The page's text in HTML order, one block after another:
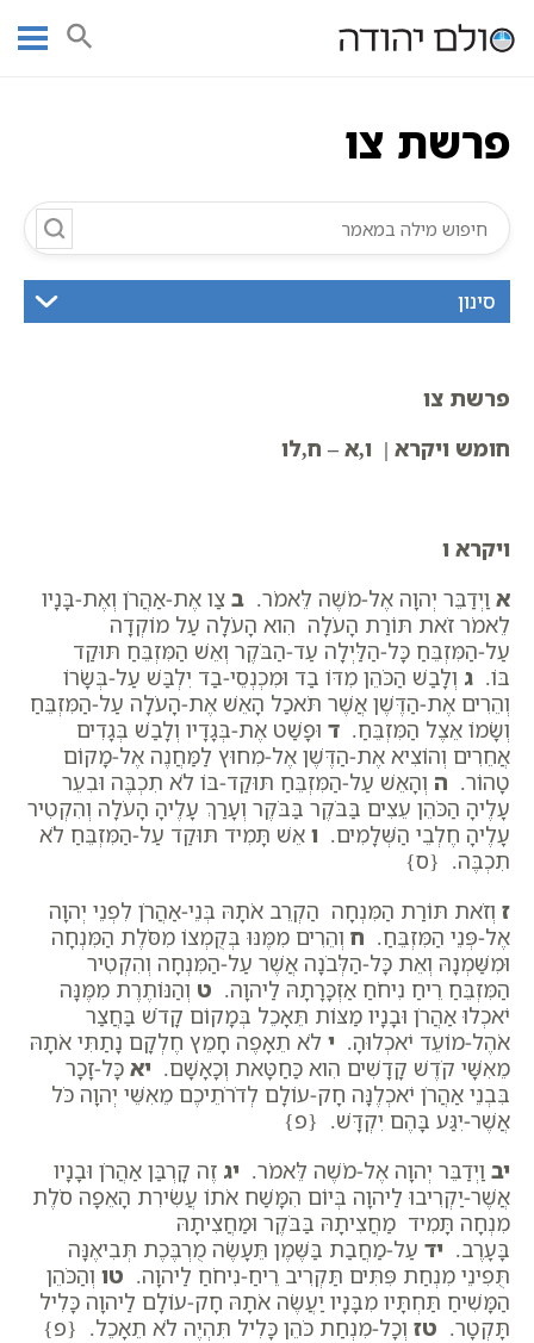
עמוד ראשי אוצר הכתבים
תנ"ך מנוקד
פרשת צו
פרשת צו
פרשת צו
חומש ויקרא | ו,א – ח,לו
ויקרא ו
א וַיְדַבֵּר יְהוָה אֶל-מֹשֶׁה לֵּאמֹר. ב צַו אֶת-אַהֲרֹן וְאֶת-בָּנָיו
לֵאמֹר זֹאת תּוֹרַת הָעֹלָה הִוא הָעֹלָה עַל מוֹקְדָה
עַל-הַמִּזְבֵּחַ כָּל-הַלַּיְלָה עַד-הַבֹּקֶר וְאֵשׁ הַמִּזְבֵּחַ תּוּקַד
בּוֹ. ג וְלָבַשׁ הַכֹּהֵן מִדּוֹ בַד וּמִכְנְסֵי-בַד יִלְבַּשׁ עַל-בְּשָׂרוֹ
וְהֵרִים אֶת-הַדֶּשֶׁן אֲשֶׁר תֹּאכַל הָאֵשׁ אֶת-הָעֹלָה עַל-הַמִּזְבֵּחַ
וְשָׂמוֹ אֵצֶל הַמִּזְבֵּחַ. ד וּפָשַׁט אֶת-בְּגָדָיו וְלָבַשׁ בְּגָדִים
אֲחֵרִים וְהוֹצִיא אֶת-הַדֶּשֶׁן אֶל-מִחוּץ לַמַּחֲנֶה אֶל-מָקוֹם
טָהוֹר. ה וְהָאֵשׁ עַל-הַמִּזְבֵּחַ תּוּקַד-בּוֹ לֹא תִכְבֶּה וּבִעֵר
עָלֶיהָ הַכֹּהֵן עֵצִים בַּבֹּקֶר בַּבֹּקֶר וְעָרַךְ עָלֶיהָ הָעֹלָה וְהִקְטִיר
עָלֶיהָ חֶלְבֵי הַשְּׁלָמִים. ו אֵשׁ תָּמִיד תּוּקַד עַל-הַמִּזְבֵּחַ לֹא
תִכְבֶּה. {ס}
ז וְזֹאת תּוֹרַת הַמִּנְחָה הַקְרֵב אֹתָהּ בְּנֵי-אַהֲרֹן לִפְנֵי יְהוָה
אֶל-פְּנֵי הַמִּזְבֵּחַ. ח וְהֵרִים מִמֶּנּוּ בְּקֻמְצוֹ מִסֹּלֶת הַמִּנְחָה
וּמִשַּׁמְנָהּ וְאֵת כָּל-הַלְּבֹנָה אֲשֶׁר עַל-הַמִּנְחָה וְהִקְטִיר
הַמִּזְבֵּחַ רֵיחַ נִיחֹחַ אַזְכָּרָתָהּ לַיהוָה. ט וְהַנּוֹתֶרֶת מִמֶּנָּה
יֹאכְלוּ אַהֲרֹן וּבָנָיו מַצּוֹת תֵּאָכֵל בְּמָקוֹם קָדֹשׁ בַּחֲצַר
אֹהֶל-מוֹעֵד יֹאכְלוּהָ. י לֹא תֵאָפֶה חָמֵץ חֶלְקָם נָתַתִּי אֹתָהּ
מֵאִשָּׁי קֹדֶשׁ קָדָשִׁים הִוא כַּחַטָּאת וְכָאָשָׁם. יא כָּל-זָכָר
בִּבְנֵי אַהֲרֹן יֹאכְלֶנָּה חָק-עוֹלָם לְדֹרֹתֵיכֶם מֵאִשֵּׁי יְהוָה כֹּל
אֲשֶׁר-יִגַּע בָּהֶם יִקְדָּשׁ. {פ}
יב וַיְדַבֵּר יְהוָה אֶל-מֹשֶׁה לֵּאמֹר. יג זֶה קָרְבַּן אַהֲרֹן וּבָנָיו
אֲשֶׁר-יַקְרִיבוּ לַיהוָה בְּיוֹם הִמָּשַׁח אֹתוֹ עֲשִׂירִת הָאֵפָה סֹלֶת
מִנְחָה תָּמִיד מַחֲצִיתָהּ בַּבֹּקֶר וּמַחֲצִיתָהּ
בָּעָרֶב. יד עַל-מַחֲבַת בַּשֶּׁמֶן תֵּעָשֶׂה מֻרְבֶּכֶת תְּבִיאֶנָּה
תֻּפִינֵי מִנְחַת פִּתִּים תַּקְרִיב רֵיחַ-נִיחֹחַ לַיהוָה. טו וְהַכֹּהֵן
הַמָּשִׁיחַ תַּחְתָּיו מִבָּנָיו יַעֲשֶׂה אֹתָהּ חָק-עוֹלָם לַיהוָה כָּלִיל
תָּקְטָר. טז וְכָל-מִנְחַת כֹּהֵן כָּלִיל תִּהְיֶה לֹא תֵאָכֵל. {פ}
סינון